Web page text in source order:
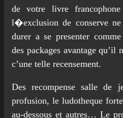
de votre livre
l�exclusion de conserve
durer a se presenter
des packages avantage qu’il
c’une telle recensement.
Des recompense salle de
profusion, le ludotheque
au-dessous et autres… Le